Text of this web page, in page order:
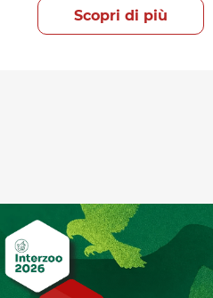
Scopri di più